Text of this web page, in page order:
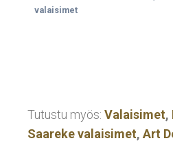
valaisimet
Tutustu myös: Valaisimet,
Saareke valaisimet, Art